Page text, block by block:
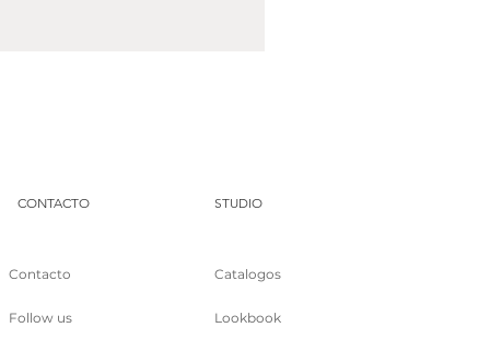
CONTACTO
Contacto
Follow us
STUDIO
Catalogos
Lookbook